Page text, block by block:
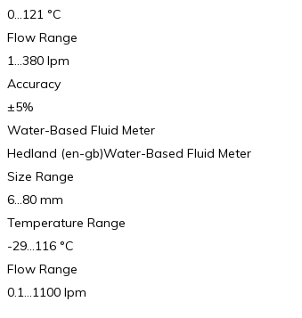
0…121 °C
Flow Range
1…380 lpm
Accuracy
±5%
Water-Based Fluid Meter
Hedland (en-gb)Water-Based Fluid Meter
Size Range
6…80 mm
Temperature Range
-29…116 °C
Flow Range
0.1…1100 lpm